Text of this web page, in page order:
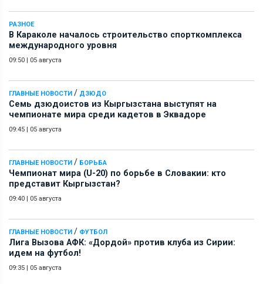
РАЗНОЕ
В Караколе началось строительство спорткомплекса
международного уровня
09:50 | 05 августа
ГЛАВНЫЕ НОВОСТИ / ДЗЮДО
Семь дзюдоистов из Кыргызстана выступят на
чемпионате мира среди кадетов в Эквадоре
09:45 | 05 августа
ГЛАВНЫЕ НОВОСТИ / БОРЬБА
Чемпионат мира (U-20) по борьбе в Словакии: кто
представит Кыргызстан?
09:40 | 05 августа
ГЛАВНЫЕ НОВОСТИ / ФУТБОЛ
Лига Вызова АФК: «Дордой» против клуба из Сирии:
идем на футбол!
09:35 | 05 августа